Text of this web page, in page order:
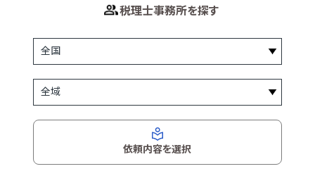
税理士事務所を探す
依頼内容を選択